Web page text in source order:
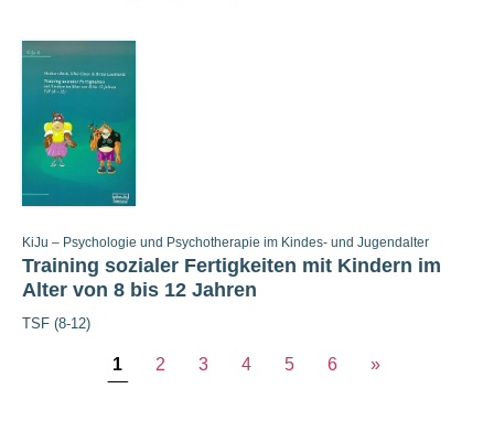
KiJu – Psychologie und Psychotherapie im Kindes- und Jugendalter
Training sozialer Fertigkeiten mit Kindern im
Alter von 8 bis 12 Jahren
TSF (8-12)
1 2 3 4 5 6 »